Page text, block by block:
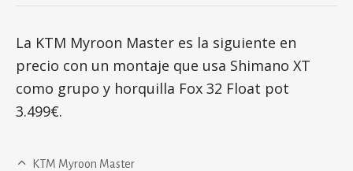
La KTM Myroon Master es la siguiente en
precio con un montaje que usa Shimano XT
como grupo y horquilla Fox 32 Float pot
3.499€.
KTM Myroon Master